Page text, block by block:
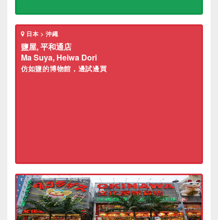
日本 > 沖繩
鹽屋, 平和通店
Ma Suya, Heiwa Dori
仿如鹽的博物館，邊試邊買